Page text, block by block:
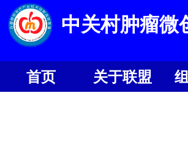
首页
关于联盟
中关村肿瘤微